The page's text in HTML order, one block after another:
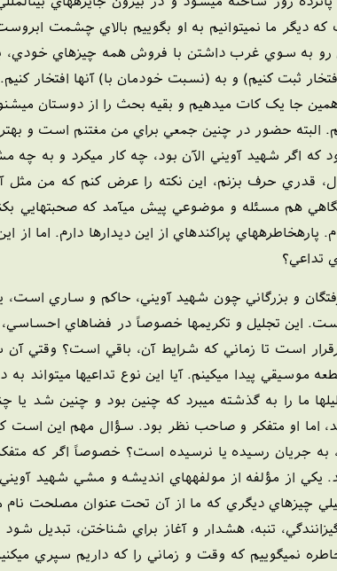
ديگر ما نميتوانيم به او بگوييم بالاي چشمت
رو به سوي غرب داشتن با فروش همه چيزهاي خودي،
ثبت کنيم) و به (نسبت خودمان با) آنها افتخار کنيم.
جا يک کات ميدهيم و بقيه بحث را از دوستان
حضور در چنين جمعي براي من مغتنم است و بهتر
اگر شهيد آويني الآن بود، چه کار ميکرد و به چه
قدري حرف بزنم، اين نکته را عرض کنم که من
هم مسئله و موضوعي پيش ميآمد که صحبتهايي
پراکندهاي از اين ديدارها دارم. اما
تداعي؟
و بزرگاني چون شهيد آويني، حاکم و ساري
اين تجليل و تکريمها خصوصاً در فضاهاي احساسي،
است تا زماني که شرايط آن، باقي است؟ وقتي
موسيقي پيدا ميکينم. آيا اين نوع تداعيها
ما را به گذشته ميبرد که چنين بود و چنين شد
اما او متفکر و صاحب نظر بود. سؤال مهم اين است
به جريان رسيده يا نرسيده است؟ خصوصاً اگر که
يکي از مؤلفه از مولفههاي انديشه و مشي شهيد
خيلي چيزهاي ديگري که ما از آن تحت عنوان مصلحت
تنبه، هشدار و آغاز براي شناختن،
نميگوييم که وقت و زماني را که داريم سپري